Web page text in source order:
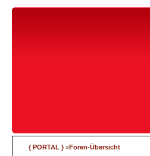
{ PORTAL }»Foren-Übersicht